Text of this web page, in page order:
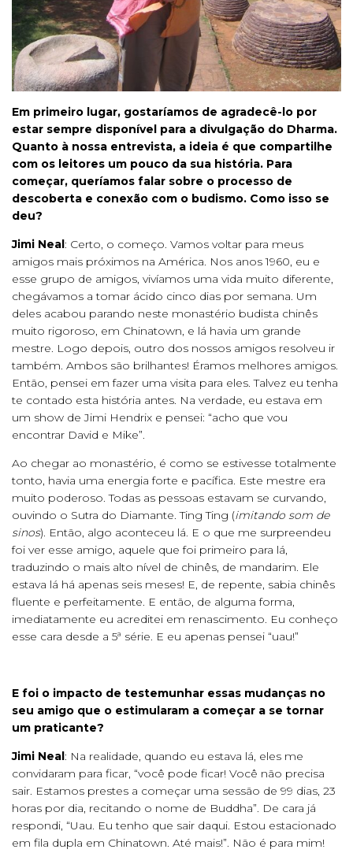
Em primeiro lugar, gostaríamos de agradecê-lo por
estar sempre disponível para a divulgação do Dharma.
Quanto à nossa entrevista, a ideia é que compartilhe
com os leitores um pouco da sua história. Para
começar, queríamos falar sobre o processo de
descoberta e conexão com o budismo. Como isso se
deu?
Jimi Neal: Certo, o começo. Vamos voltar para meus
amigos mais próximos na América. Nos anos 1960, eu e
esse grupo de amigos, vivíamos uma vida muito diferente,
chegávamos a tomar ácido cinco dias por semana. Um
deles acabou parando neste monastério budista chinês
muito rigoroso, em Chinatown, e lá havia um grande
mestre. Logo depois, outro dos nossos amigos resolveu ir
também. Ambos são brilhantes! Éramos melhores amigos.
Então, pensei em fazer uma visita para eles. Talvez eu tenha
te contado esta história antes. Na verdade, eu estava em
um show de Jimi Hendrix e pensei: “acho que vou
encontrar David e Mike”.
Ao chegar ao monastério, é como se estivesse totalmente
tonto, havia uma energia forte e pacífica. Este mestre era
muito poderoso. Todas as pessoas estavam se curvando,
ouvindo o Sutra do Diamante. Ting Ting (imitando som de
sinos). Então, algo aconteceu lá. E o que me surpreendeu
foi ver esse amigo, aquele que foi primeiro para lá,
traduzindo o mais alto nível de chinês, de mandarim. Ele
estava lá há apenas seis meses! E, de repente, sabia chinês
fluente e perfeitamente. E então, de alguma forma,
imediatamente eu acreditei em renascimento. Eu conheço
esse cara desde a 5ª série. E eu apenas pensei “uau!”
E foi o impacto de testemunhar essas mudanças no
seu amigo que o estimularam a começar a se tornar
um praticante?
Jimi Neal: Na realidade, quando eu estava lá, eles me
convidaram para ficar, “você pode ficar! Você não precisa
sair. Estamos prestes a começar uma sessão de 99 dias, 23
horas por dia, recitando o nome de Buddha”. De cara já
respondi, “Uau. Eu tenho que sair daqui. Estou estacionado
em fila dupla em Chinatown. Até mais!”. Não é para mim!